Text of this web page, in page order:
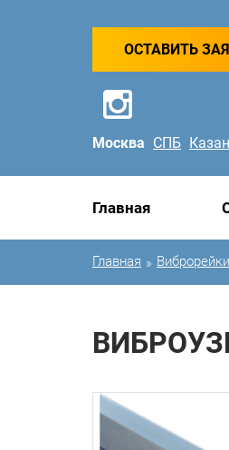
ОСТАВИТЬ
Москва СПБ
Главная
Главная » Виброрейки